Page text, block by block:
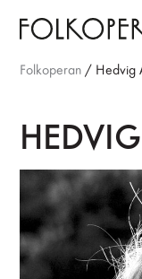
Folkoperan / Hedvig